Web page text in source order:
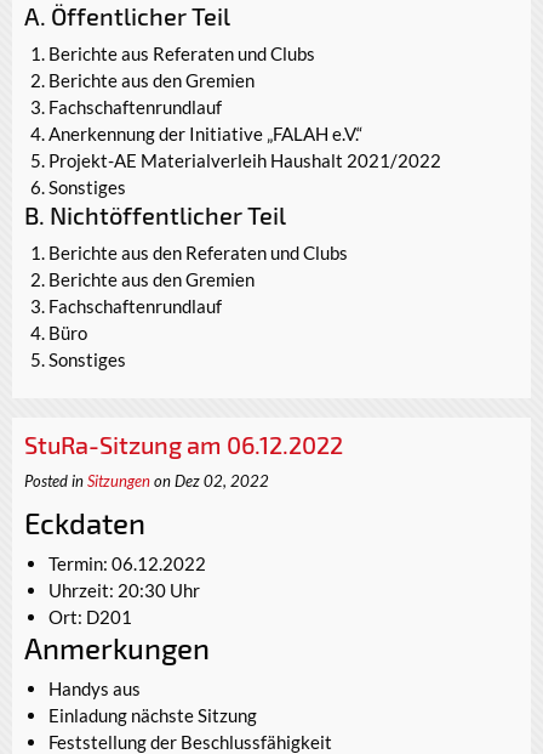
A. Öffentlicher Teil
Berichte aus Referaten und Clubs
Berichte aus den Gremien
Fachschaftenrundlauf
Anerkennung der Initiative „FALAH e.V.“
Projekt-AE Materialverleih Haushalt 2021/2022
Sonstiges
B. Nichtöffentlicher Teil
Berichte aus den Referaten und Clubs
Berichte aus den Gremien
Fachschaftenrundlauf
Büro
Sonstiges
StuRa-Sitzung am 06.12.2022
Posted inSitzungenon Dez 02, 2022
Eckdaten
Termin: 06.12.2022
Uhrzeit: 20:30 Uhr
Ort: D201
Anmerkungen
Handys aus
Einladung nächste Sitzung
Feststellung der Beschlussfähigkeit